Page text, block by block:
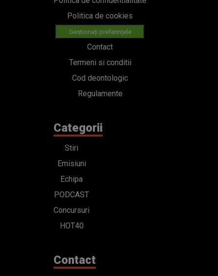
Politica de cookies
Gestionați preferințele
Contact
Termeni si conditii
Cod deontologic
Regulamente
Categorii
Stiri
Emisiuni
Echipa
PODCAST
Concursuri
HOT40
Contact